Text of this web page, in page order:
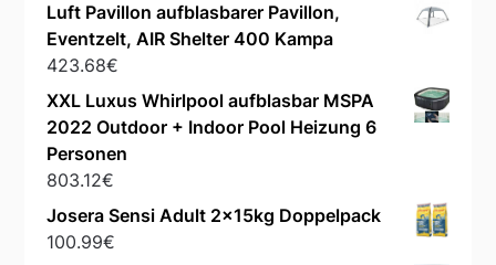
Luft Pavillon aufblasbarer Pavillon,
Eventzelt, AIR Shelter 400 Kampa
423.68€
XXL Luxus Whirlpool aufblasbar MSPA
2022 Outdoor + Indoor Pool Heizung 6
Personen
803.12€
Josera Sensi Adult 2x15kg Doppelpack
100.99€